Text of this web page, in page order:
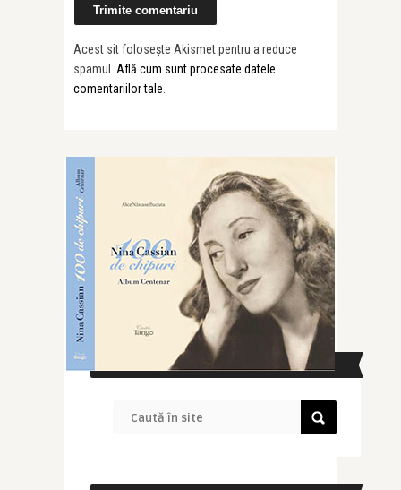
Acest sit folosește Akismet pentru a reduce
spamul. Află cum sunt procesate datele
comentariilor tale
CAUTĂ ÎN SITE